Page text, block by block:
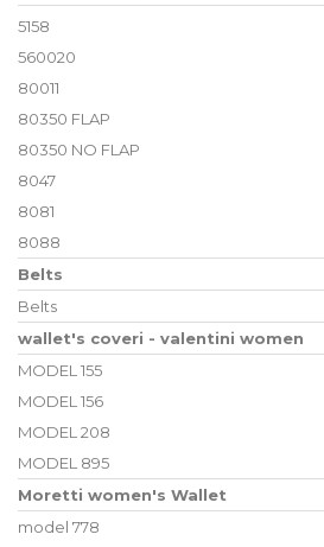
5158
560020
80011
80350 FLAP
80350 NO FLAP
8047
8081
8088
Belts
Belts
wallet's coveri - valentini women
MODEL 155
MODEL 156
MODEL 208
MODEL 895
Moretti women's Wallet
model 778